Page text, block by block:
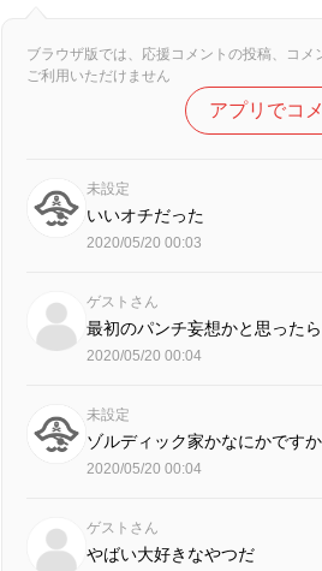
ブラウザ版では、応援コメントの投稿、コ
ご利用いただけません
アプリでコ
未設定
いいオチだった
2020/05/20 00:03
ゲストさん
最初のパンチ妄想かと思った
2020/05/20 00:04
未設定
ゾルディック家かなにかですか
2020/05/20 00:04
ゲストさん
やばい大好きなやつだ